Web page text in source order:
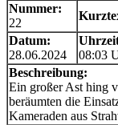
Nummer:
22
Datum:
28.06.2024
08:03
Beschreibung:
Ein großer Ast hing
beräumten die
Kameraden aus